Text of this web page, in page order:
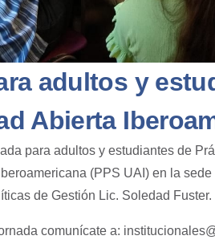
adultos y
Abierta
para adultos y estudiantes de
(PPS UAI) en la sede
de Gestión Lic. Soledad Fuster.
comunícate a: